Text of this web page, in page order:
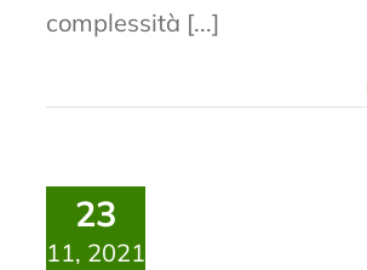
complessità [...]
23
11, 2021